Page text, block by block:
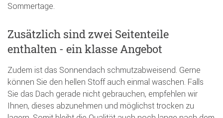
Sommertage.
Zusätzlich sind zwei Seitenteile
enthalten - ein klasse Angebot
Zudem ist das Sonnendach schmutzabweisend. Gerne
können Sie den hellen Stoff auch einmal waschen. Falls
Sie das Dach gerade nicht gebrauchen, empfehlen wir
Ihnen, dieses abzunehmen und möglichst trocken zu